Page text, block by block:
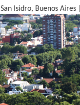
San Isidro, Buenos Aires |